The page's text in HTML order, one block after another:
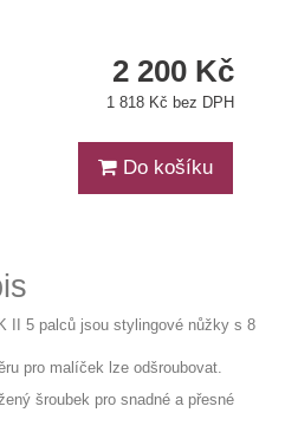
2 200 Kč
1 818 Kč bez DPH
Do košíku
II 5 palců jsou stylingové nůžky s 8
pro malíček lze odšroubovat.
šroubek pro snadné a přesné